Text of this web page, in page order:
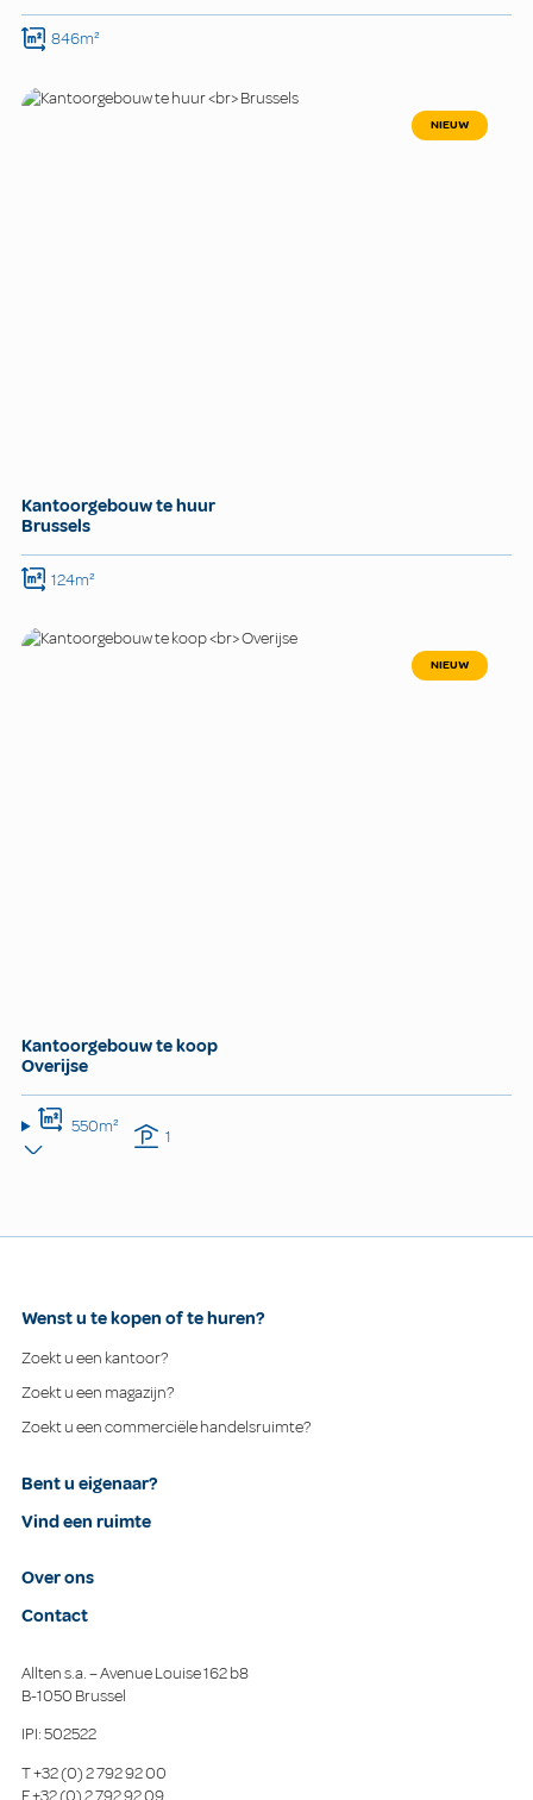
846m²
NIEUW
Kantoorgebouw te huur
Brussels
124m²
NIEUW
Kantoorgebouw te koop
Overijse
550m² 1
Wenst u te kopen of te huren?
Zoekt u een kantoor?
Zoekt u een magazijn?
Zoekt u een commerciële handelsruimte?
Bent u eigenaar?
Vind een ruimte
Over ons
Contact
Allten s.a. – Avenue Louise 162 b8
B-1050 Brussel
IPI: 502522
T+32 (0) 2 792 92 00
F+32 (0) 2 792 92 09